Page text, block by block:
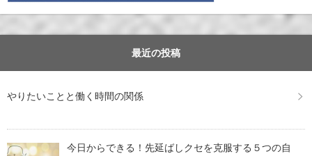
最近の投稿
やりたいことと働く時間の関係
今日からできる！先延ばしクセを克服する５つの自